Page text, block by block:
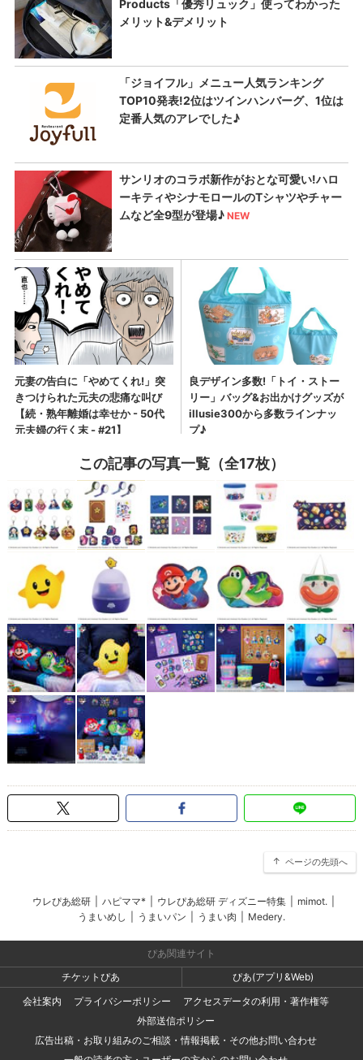
この記事の写真一覧（全17枚）
ページの先頭へ
ウレぴあ総研 ハピママ* ウレぴあ総研 ディズニー特集 mimot.
うまいめし
うまいパン うまい肉 Medery.
ぴあ関連サイト
チケットぴあ
ぴあ(アプリ&Web)
会社案内
プライバシーポリシー
アクセスデータの利用・著作権等
外部送信ポリシー
広告出稿・お取り組みのご相談・情報掲載・その他お問い合わせ